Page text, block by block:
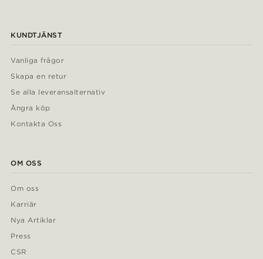
KUNDTJÄNST
Vanliga frågor
Skapa en retur
Se alla leveransalternativ
Ångra köp
Kontakta Oss
OM OSS
Om oss
Karriär
Nya Artiklar
Press
CSR